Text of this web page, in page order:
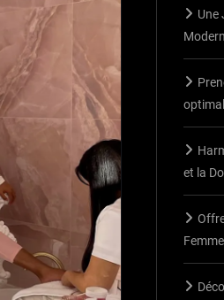
Une
optimal
et la